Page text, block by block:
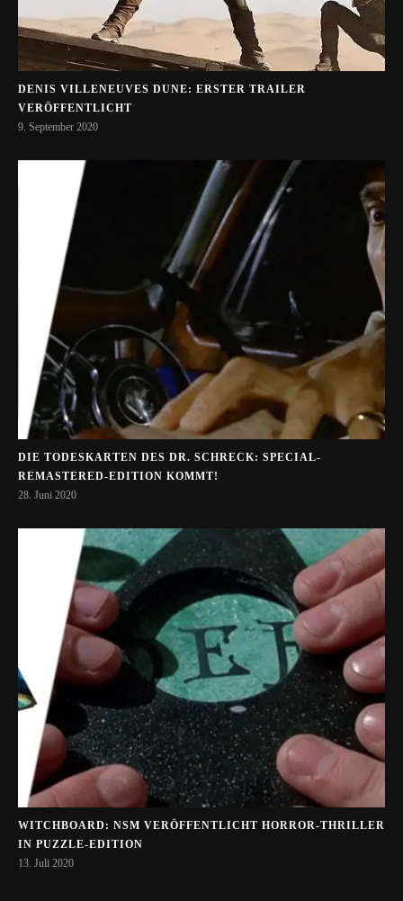
DENIS VILLENEUVES DUNE: ERSTER TRAILER
VERÖFFENTLICHT
9. September 2020
DIE TODESKARTEN DES DR. SCHRECK: SPECIAL-
REMASTERED-EDITION KOMMT!
28. Juni 2020
WITCHBOARD: NSM VERÖFFENTLICHT HORROR-THRILLER
IN PUZZLE-EDITION
13. Juli 2020